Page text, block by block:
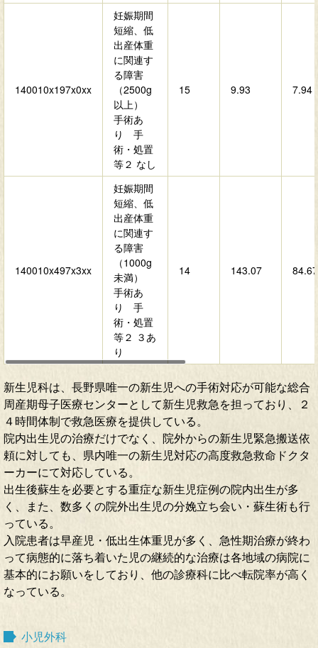
140010x197x0xx
妊娠期間
短縮、低
出産体重
に関連す
る障害
（2500g
以上）
手術あ
り 手
術・処置
等２ なし
15 9.93 7.94
140010x497x3xx
妊娠期間
短縮、低
出産体重
に関連す
る障害
（1000g
未満）
手術あ
り 手
術・処置
等２ ３あ
り
14 143.07 84.67
新生児科は、長野県唯一の新生児への手術対応が可能な総合
周産期母子医療センターとして新生児救急を担っており、２
４時間体制で救急医療を提供している。
院内出生児の治療だけでなく、院外からの新生児緊急搬送依
頼に対しても、県内唯一の新生児対応の高度救急救命ドクタ
ーカーにて対応している。
出生後蘇生を必要とする重症な新生児症例の院内出生が多
く、また、数多くの院外出生児の分娩立ち会い・蘇生術も行
っている。
入院患者は早産児・低出生体重児が多く、急性期治療が終わ
って病態的に落ち着いた児の継続的な治療は各地域の病院に
基本的にお願いをしており、他の診療科に比べ転院率が高く
なっている。
小児外科